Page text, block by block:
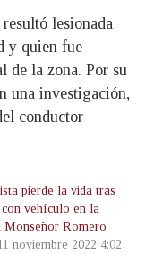
lesionada
y quien fue
de la zona. Por su
una investigación,
conductor
pierde la vida tras
vehículo en la
Monseñor Romero
noviembre 2022 4:02